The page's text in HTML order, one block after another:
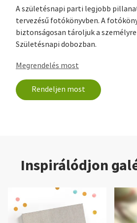
A születésnapi parti legjobb
tervezésű fotókönyvben. A
biztonságosan tároljuk a
Születésnapi dobozban.
Megrendelés most
Rendeljen most
Inspirálódjon